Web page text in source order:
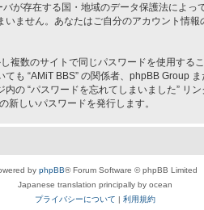
が存在する国・地域のデータ保護法によ
ません。あなたはご自分のアカウント情
数のサイトで同じパスワードを使用する
も “AMiT BBS” の関係者、phpBB Group
の “パスワードを忘れてしまいました”
しいパスワードを発行します。
by phpBB® Forum Software © phpBB Limited
Japanese translation principally by ocean
プライバシーについて | 利用規約